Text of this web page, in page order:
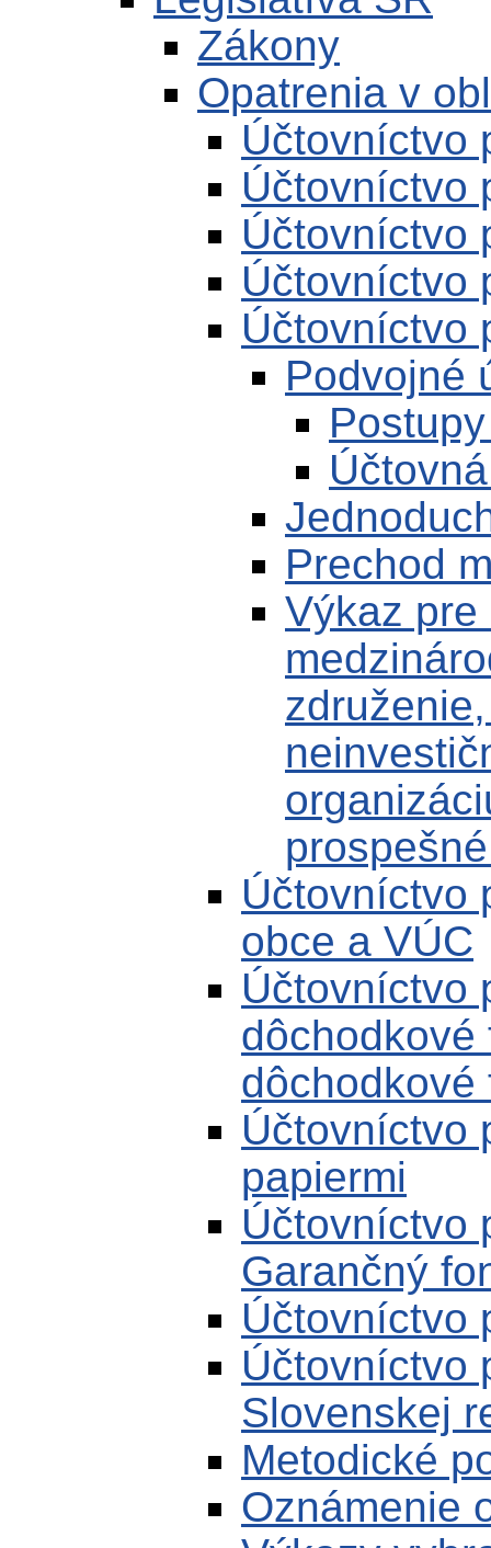
Zákony
Opatrenia v
Účtovníctvo
Účtovníctvo
Účtovníctvo
Účtovníctvo
Účtovníctvo
Podvojné
Prechod
Výkaz
Účtovníctvo
obce a VÚC
Účtovníctvo
dôchodkové
dôchodkové
Účtovníctvo
papiermi
Účtovníctvo
Garančný
Účtovníctvo
Účtovníctvo
Slovenskej
Metodické
Oznámenie